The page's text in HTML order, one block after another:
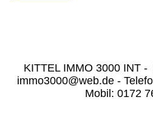
KITTEL IMMO 3000 INT
immo3000@web.de -
Mobil: 0172